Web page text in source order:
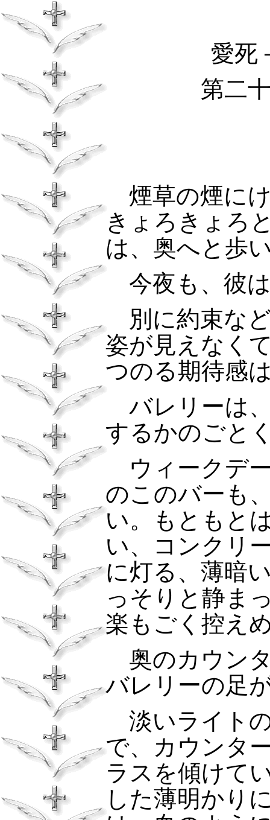
愛死
第二
煙草の煙に
きょろきょろ
は、奥へと歩
今夜も、彼
別に約束な
姿が見えなく
つのる期待感
バレリーは
するかのごと
ウィークデ
のこのバーも
い。もともと
い、コンクリ
に灯る、薄暗
っそりと静ま
楽もごく控え
奥のカウン
バレリーの足
淡いライト
で、カウンタ
ラスを傾けて
した薄明かり